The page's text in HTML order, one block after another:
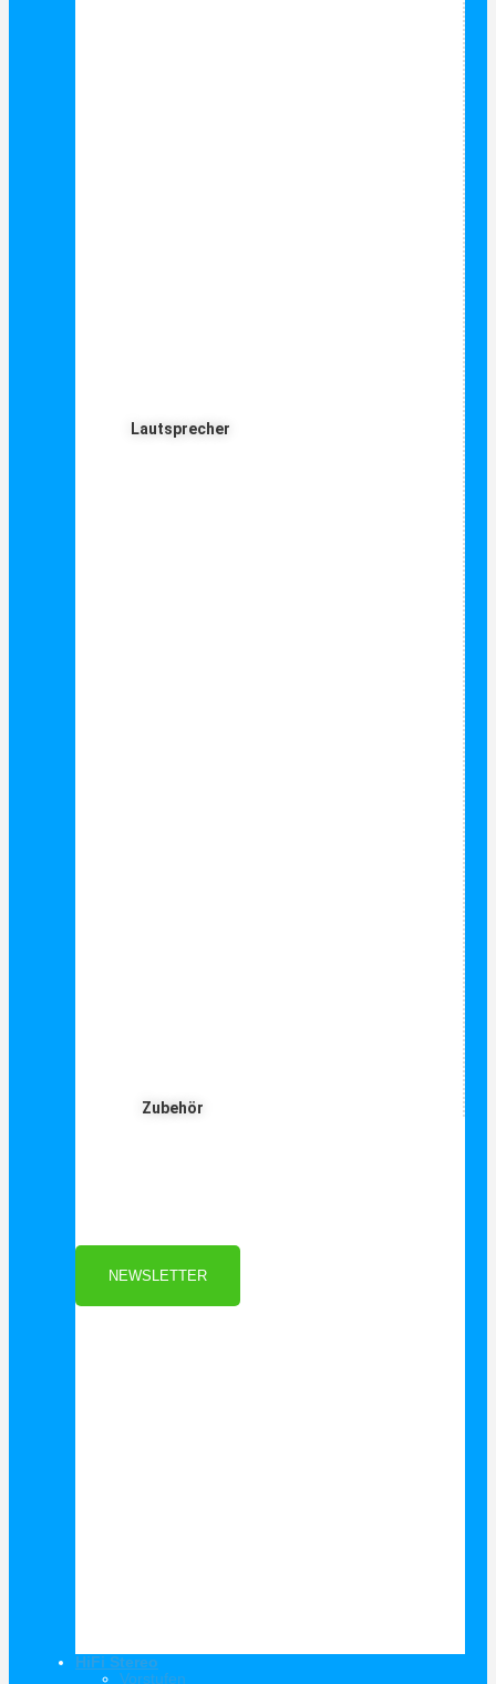
Lautsprecher
Zubehör
Als Danke schön für Ihre Anmeldung
NEWSLETTER
HiFi Stereo
Vorstufen